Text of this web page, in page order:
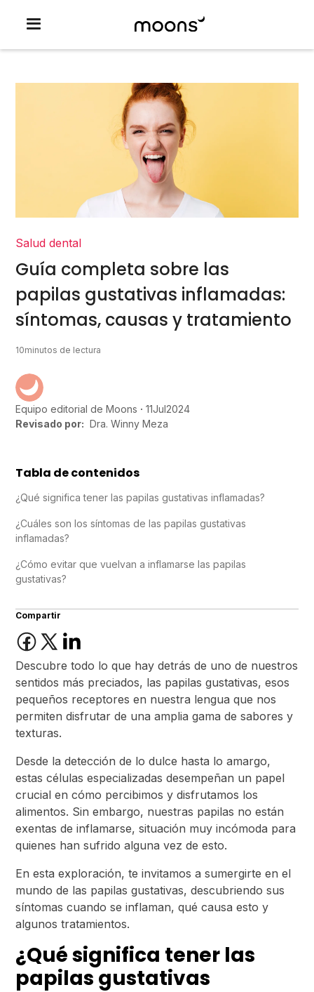
Salud dental
Guía completa sobre las
papilas gustativas inflamadas:
síntomas, causas y tratamiento
10minutos de lectura
Equipo editorial de Moons 11Jul2024
Revisado por: Dra. Winny Meza
Tabla de contenidos
¿Qué significa tener las papilas gustativas inflamadas?
¿Cuáles son los síntomas de las papilas gustativas
inflamadas?
¿Cómo evitar que vuelvan a inflamarse las papilas
gustativas?
Compartir
Descubre todo lo que hay detrás de uno de nuestros
sentidos más preciados, las papilas gustativas, esos
pequeños receptores en nuestra lengua que nos
permiten disfrutar de una amplia gama de sabores y
texturas.
Desde la detección de lo dulce hasta lo amargo,
estas células especializadas desempeñan un papel
crucial en cómo percibimos y disfrutamos los
alimentos. Sin embargo, nuestras papilas no están
exentas de inflamarse, situación muy incómoda para
quienes han sufrido alguna vez de esto.
En esta exploración, te invitamos a sumergirte en el
mundo de las papilas gustativas, descubriendo sus
síntomas cuando se inflaman, qué causa esto y
algunos tratamientos.
¿Qué significa tener las
papilas gustativas